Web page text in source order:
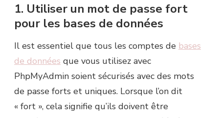
1. Utiliser un mot de passe fort
pour les bases de données
Il est essentiel que tous les comptes de bases
de données que vous utilisez avec
PhpMyAdmin soient sécurisés avec des mots
de passe forts et uniques. Lorsque l’on dit
« fort », cela signifie qu’ils doivent être